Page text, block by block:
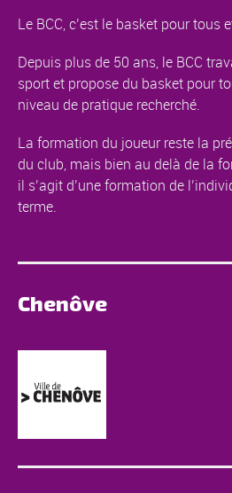
Le BCC, c’est le basket pour tous
Depuis plus de 50 ans, le BCC
sport et propose du basket pour
niveau de pratique recherché.
La formation du joueur reste la
du club, mais bien au delà de la
il s’agit d’une formation de
terme.
Chenôve